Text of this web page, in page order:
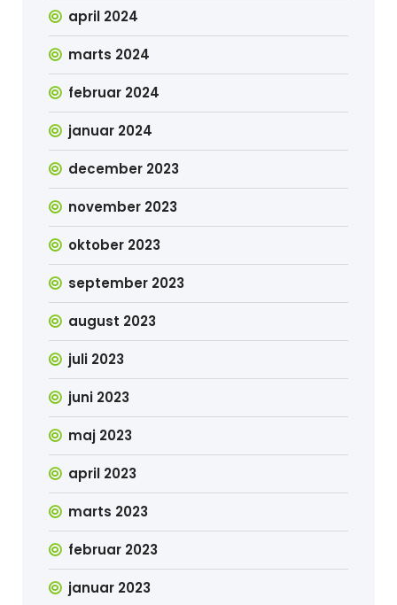
april 2024
marts 2024
februar 2024
januar 2024
december 2023
november 2023
oktober 2023
september 2023
august 2023
juli 2023
juni 2023
maj 2023
april 2023
marts 2023
februar 2023
januar 2023